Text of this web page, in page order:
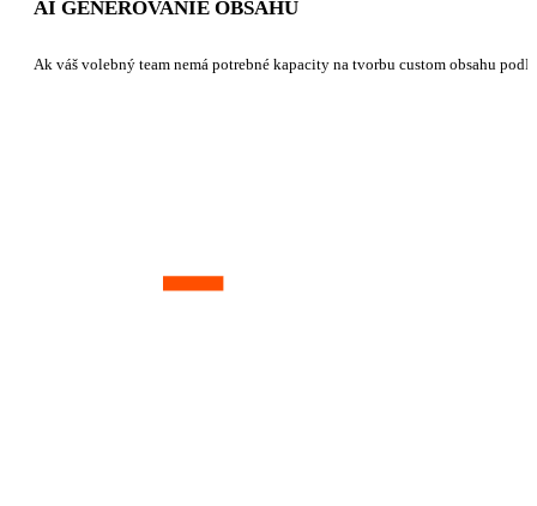
AI GENEROVANIE OBSAHU
Ak váš volebný team nemá potrebné kapacity na tvorbu custom obsahu